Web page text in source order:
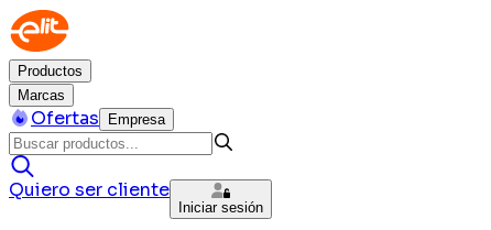
Productos
Marcas
Ofertas Empresa
Quiero ser cliente
Iniciar sesión